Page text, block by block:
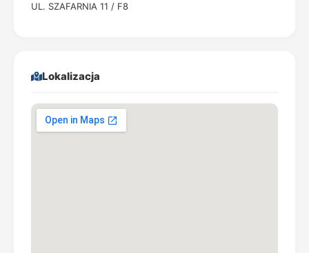
UL. SZAFARNIA 11 / F8
Lokalizacja